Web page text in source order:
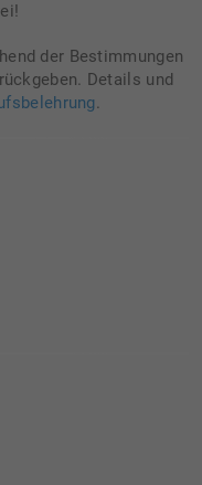
der Bestimmungen
Details und
.